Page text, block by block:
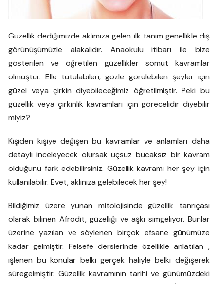
Güzellik dediğimizde aklımıza gelen ilk tanım genellikle dış
görünüşümüzle alakalıdır. Anaokulu itibarı ile bize
gösterilen ve öğretilen güzellikler somut kavramlar
olmuştur. Elle tutulabilen, gözle görülebilen şeyler için
güzel veya çirkin diyebileceğimiz öğretilmiştir. Peki bu
güzellik veya çirkinlik kavramları için görecelidir diyebilir
miyiz?
Kişiden kişiye değişen bu kavramlar ve anlamları daha
detaylı inceleyecek olursak uçsuz bucaksız bir kavram
olduğunu fark edebilirsiniz. Güzellik kavramı her şey için
kullanılabilir. Evet, aklınıza gelebilecek her şey!
Bildiğimiz üzere yunan mitolojisinde güzellik tanrıçası
olarak bilinen Afrodit, güzelliği ve aşkı simgeliyor. Bunlar
üzerine yazılan ve söylenen birçok efsane günümüze
kadar gelmiştir. Felsefe derslerinde özellikle anlatılan ,
işlenen bu konular belki gerçek haliyle belki değişerek
süregelmiştir. Güzellik kavramının tarihi ve günümüzdeki